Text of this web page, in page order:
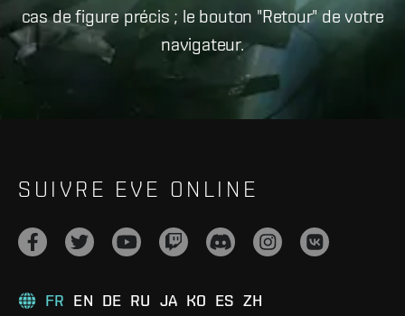
cas de figure précis ; le bouton "Retour" de votre
navigateur.
SUIVRE EVE ONLINE
FR EN DE RU JA KO ES ZH